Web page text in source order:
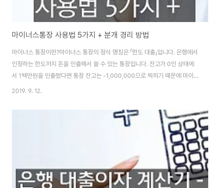
마이너스통장 사용법 5가지 + 분개 경리 방법
마이너스 통장이란?마이너스 통장의 정식 명칭은 「한도 대출」입니다. 은행에서
인정하는 한도까지 돈을 인출해서 쓸 수 있는 통장입니다. 잔고가 0인 상태에
서 1백만원을 인출했다면 통장 잔고는 -1,000,000으로 찍히기 때문에 마이
너스 통장이라고 합니다. 마이너스 잔고가 되도록 돈을 인출하는 것은 어떤 면
는 다른 것이 하나 있는데요. 다음 달 돈을 입금하지 않아도 마이너스 통장은 계
약 기간(보통 1년)이 끝날 때까지는 처음 설정한 한도를 초과하지 않는다면 금
융제재가 이루어지지 않는다는 것입니다. 이 점은 장점일 수도 있고 단점일 수
도 있는데요. 마이너스 잔고를 빨리 플러스로 만들지 않으면(마이너스 대출받
2019. 9. 12.